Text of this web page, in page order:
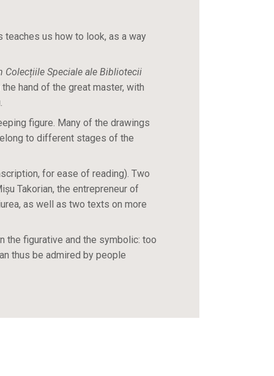
us how to look, as a way
Speciale ale Bibliotecii
hand of the great master, with
figure. Many of the drawings
to different stages of the
for ease of reading). Two
Takorian, the entrepreneur of
as well as two texts on more
the figurative and the symbolic: too
thus be admired by people